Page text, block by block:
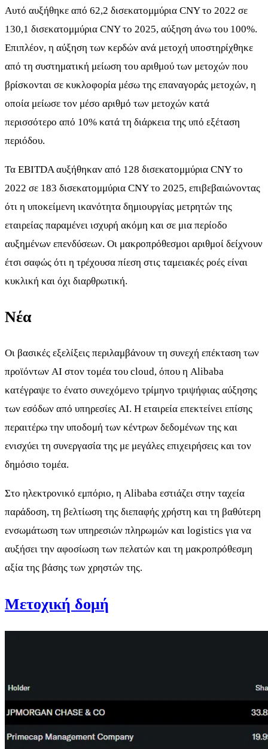
Αυτό αυξήθηκε από 62,2 δισεκατομμύρια CNY το 2022 σε
130,1 δισεκατομμύρια CNY το 2025, αύξηση άνω του 100%.
Επιπλέον, η αύξηση των κερδών ανά μετοχή υποστηρίχθηκε
από τη συστηματική μείωση του αριθμού των μετοχών που
βρίσκονται σε κυκλοφορία μέσω της επαναγοράς μετοχών, η
οποία μείωσε τον μέσο αριθμό των μετοχών κατά
περισσότερο από 10% κατά τη διάρκεια της υπό εξέταση
περιόδου.
Τα EBITDA αυξήθηκαν από 128 δισεκατομμύρια CNY το
2022 σε 183 δισεκατομμύρια CNY το 2025, επιβεβαιώνοντας
ότι η υποκείμενη ικανότητα δημιουργίας μετρητών της
εταιρείας παραμένει ισχυρή ακόμη και σε μια περίοδο
αυξημένων επενδύσεων. Οι μακροπρόθεσμοι αριθμοί δείχνουν
έτσι σαφώς ότι η τρέχουσα πίεση στις ταμειακές ροές είναι
κυκλική και όχι διαρθρωτική.
Νέα
Οι βασικές εξελίξεις περιλαμβάνουν τη συνεχή επέκταση των
προϊόντων AI στον τομέα του cloud, όπου η Alibaba
κατέγραψε το ένατο συνεχόμενο τρίμηνο τριψήφιας αύξησης
των εσόδων από υπηρεσίες AI. Η εταιρεία επεκτείνει επίσης
περαιτέρω την υποδομή των κέντρων δεδομένων της και
ενισχύει τη συνεργασία της με μεγάλες επιχειρήσεις και τον
δημόσιο τομέα.
Στο ηλεκτρονικό εμπόριο, η Alibaba εστιάζει στην ταχεία
παράδοση, τη βελτίωση της διεπαφής χρήστη και τη βαθύτερη
ενσωμάτωση των υπηρεσιών πληρωμών και logistics για να
αυξήσει την αφοσίωση των πελατών και τη μακροπρόθεσμη
αξία της βάσης των χρηστών της.
Μετοχική δομή